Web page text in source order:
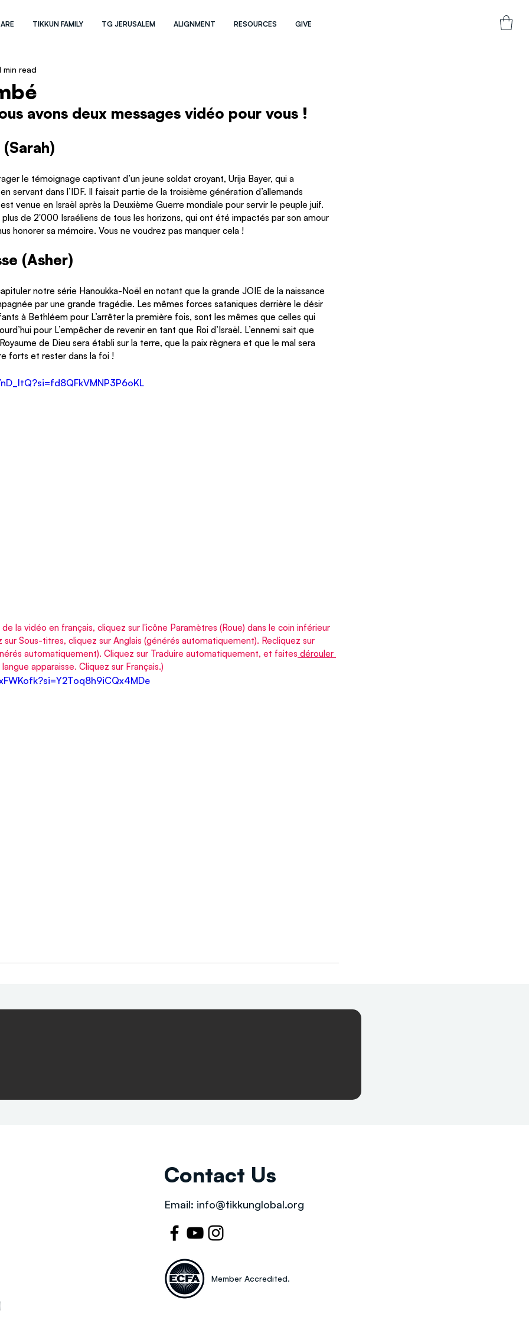
TIKKUN FAMILY TG JERUSALEM ALIGNMENT RESOURCES GIVE
min read
avons deux messages vidéo pour vous !
le témoignage captivant d’un jeune soldat croyant, Urija Bayer, qui a
servant dans l’IDF. Il faisait partie de la troisième génération d’allemands
venue en Israël après la Deuxième Guerre mondiale pour servir le peuple juif.
de 2'000 Israéliens de tous les horizons, qui ont été impactés par son amour
honorer sa mémoire. Vous ne voudrez pas manquer cela !
(Asher)
notre série Hanoukka-Noël en notant que la grande JOIE de la naissance
par une grande tragédie. Les mêmes forces sataniques derrière le désir
à Bethléem pour L’arrêter la première fois, sont les mêmes que celles qui
pour L’empêcher de revenir en tant que Roi d’Israël. L’ennemi sait que
de Dieu sera établi sur la terre, que la paix règnera et que le mal sera
forts et rester dans la foi !
la vidéo en français, cliquez sur l'icône Paramètres (Roue) dans le coin inférieur
Sous-titres, cliquez sur Anglais (générés automatiquement). Recliquez sur
automatiquement). Cliquez sur Traduire automatiquement, et faites dérouler
apparaisse. Cliquez sur Français.)
Contact Us
Email: info@tikkunglobal.org
Member Accredited.